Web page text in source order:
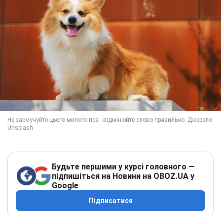
Будьте першими у курсі головного —
підпишіться на Новини на OBOZ.UA у
Google
Підписатися